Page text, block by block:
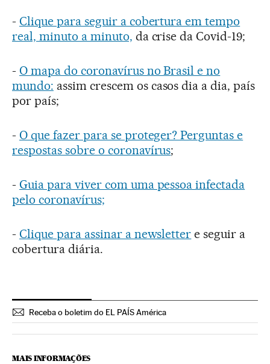
- Clique para seguir a cobertura em tempo
real, minuto a minuto, da crise da Covid-19;
- O mapa do coronavírus no Brasil e no
mundo: assim crescem os casos dia a dia, país
por país;
- O que fazer para se proteger? Perguntas e
respostas sobre o coronavírus;
- Guia para viver com uma pessoa infectada
pelo coronavírus;
- Clique para assinar a newsletter e seguir a
cobertura diária.
Receba o boletim do EL PAÍS América
MAIS INFORMAÇÕES